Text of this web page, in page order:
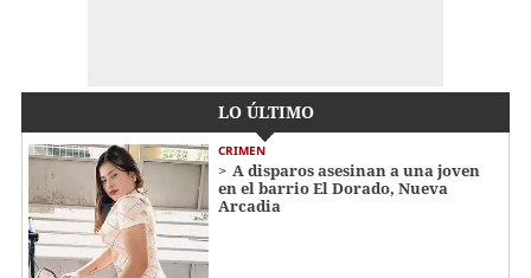
LO ÚLTIMO
CRIMEN
A disparos asesinan a una joven
en el barrio El Dorado, Nueva
Arcadia